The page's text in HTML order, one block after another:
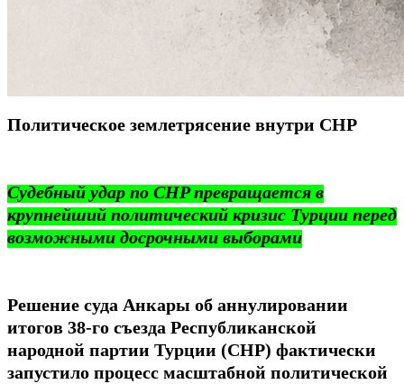
Политическое землетрясение внутри CHP
Судебный удар по CHP превращается в
крупнейший политический кризис Турции перед
возможными досрочными выборами
Решение суда Анкары об аннулировании
итогов 38-го съезда Республиканской
народной партии Турции (CHP) фактически
запустило процесс масштабной политической